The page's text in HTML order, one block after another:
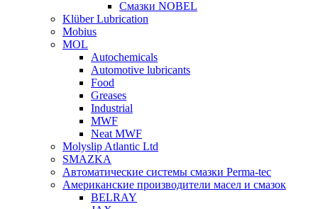
Смазки NOBEL
Klüber Lubrication
Mobius
MOL
Autochemicals
Automotive lubricants
Food
Greases
Industrial
MWF
Neat MWF
Molyslip Atlantic Ltd
SMAZKA
Автоматические системы смазки Perma-tec
Американские производители масел и смазок
BELRAY